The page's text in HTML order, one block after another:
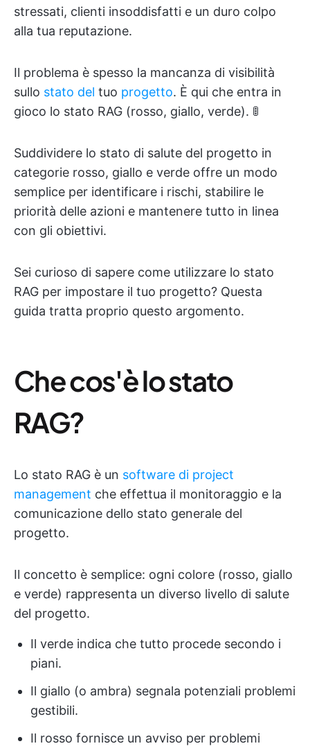
stressati, clienti insoddisfatti e un duro colpo
alla tua reputazione.
Il problema è spesso la mancanza di visibilità
sullo stato del tuo progetto. È qui che entra in
gioco lo stato RAG (rosso, giallo, verde). 🚦
Suddividere lo stato di salute del progetto in
categorie rosso, giallo e verde offre un modo
semplice per identificare i rischi, stabilire le
priorità delle azioni e mantenere tutto in linea
con gli obiettivi.
Sei curioso di sapere come utilizzare lo stato
RAG per impostare il tuo progetto? Questa
guida tratta proprio questo argomento.
Che cos'è lo stato
RAG?
Lo stato RAG è un software di project
management che effettua il monitoraggio e la
comunicazione dello stato generale del
progetto.
Il concetto è semplice: ogni colore (rosso, giallo
e verde) rappresenta un diverso livello di salute
del progetto.
Il verde indica che tutto procede secondo i
piani.
Il giallo (o ambra) segnala potenziali problemi
gestibili.
Il rosso fornisce un avviso per problemi